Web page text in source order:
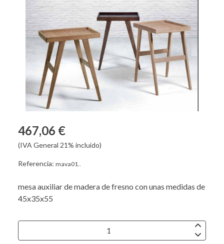
467,06 €
(IVA General 21% incluido)
Referencia: mava01..
mesa auxiliar de madera de fresno con unas medidas de
45x35x55